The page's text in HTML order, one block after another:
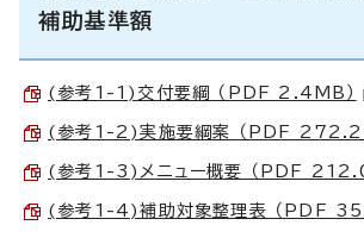
補助基準額
(参考1-1)交付要綱 （PDF 2.4MB）
(参考1-2)実施要綱案 （PDF
(参考1-3)メニュー概要 （PDF
(参考1-4)補助対象整理表 （PDF